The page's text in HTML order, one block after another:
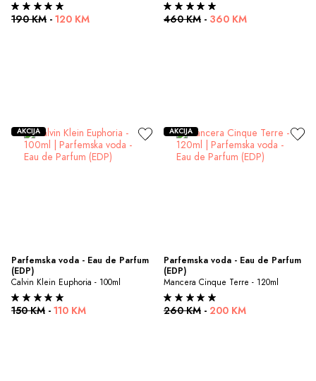
190 KM - 120 KM 460 KM - 360 KM
Parfemska voda - Eau de Parfum
(EDP)
Calvin Klein Euphoria - 100ml
150 KM - 110 KM
AKCIJA
Parfemska voda - Eau de Parfum
(EDP)
Mancera Cinque Terre - 120ml
260 KM - 200 KM
AKCIJA